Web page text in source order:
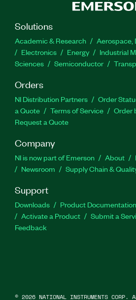
Solutions
Academic & Research
Aerospace,
Electronics
Energy Industrial
Sciences
Semiconductor
Orders
NI Distribution Partners Order
a Quote
Terms of Service
Order
Request a Quote
Company
NI is now part of Emerson About
Newsroom
Supply Chain &
Support
Downloads Product Documentation
Activate a Product
Submit a
Feedback
© 2026 NATIONAL INSTRUMENTS CORP.